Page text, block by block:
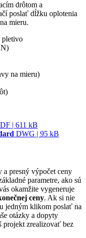
drôtom a
poslať dĺžku oplotenia
mieru.
pletivo
na mieru)
| 611 kB
DWG | 95 kB
presný výpočet ceny
parametre, ako sú
okamžite vygeneruje
ceny. Ak si nie
jedným klikom poslať na
otázky a dopyty
projekt zrealizovať bez